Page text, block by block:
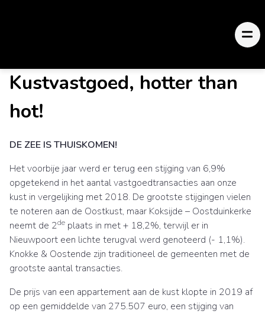
Kustvastgoed, hotter than
hot!
DE ZEE IS THUISKOMEN!
Het voorbije jaar werd er terug een stijging van 6,9%
opgetekend in het aantal vastgoedtransacties aan onze
kust in vergelijking met 2018. De grootste stijgingen vielen
te noteren aan de Oostkust, maar Koksijde – Oostduinkerke
neemt de 2de plaats in met + 18,2%, terwijl er in
Nieuwpoort een lichte terugval werd genoteerd (- 1,1%).
Knokke & Oostende zijn traditioneel de gemeenten met de
grootste aantal transacties.
De prijs van een appartement aan de kust klopte in 2019 af
op een gemiddelde van 275.507 euro, een stijging van